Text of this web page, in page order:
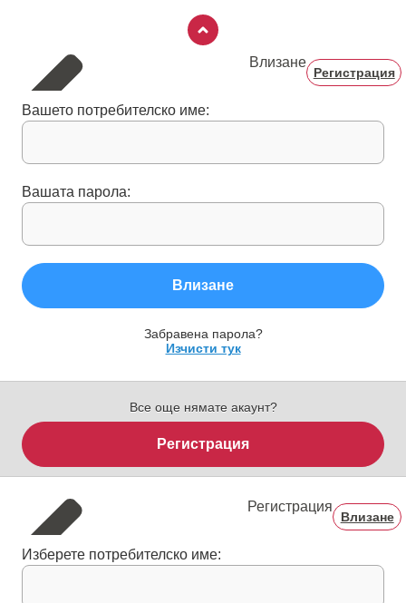
Влизане
Регистрация
Вашето потребителско име:
Вашата парола:
Влизане
Забравена парола?
Изчисти тук
Все още нямате акаунт?
Регистрация
Регистрация
Влизане
Изберете потребителско име: